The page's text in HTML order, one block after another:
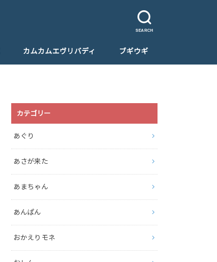
SEARCH
カムカムエヴリバディ ブギウギ
カテゴリー
あぐり
あさが来た
あまちゃん
あんぱん
おかえりモネ